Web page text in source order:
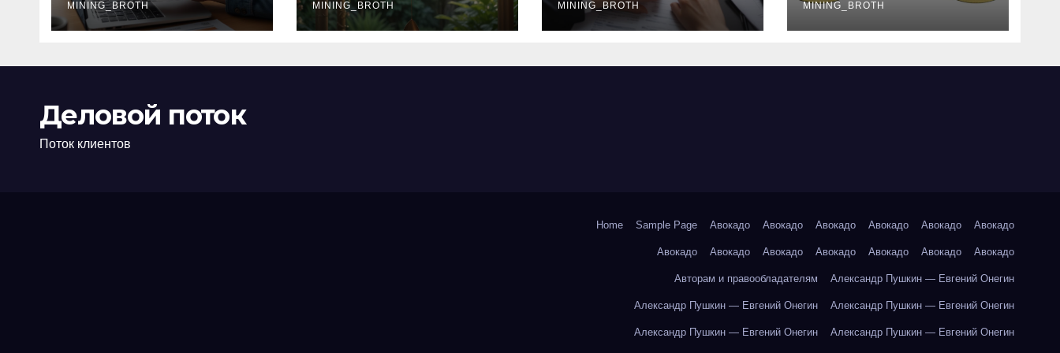
офис: порядок,
требования и
MINING_BROTH
колокольчиков
MINING_BROTH
ставки и
требования к
MINING_BROTH
руководство
MINING_BROTH
Деловой поток
Поток клиентов
Home Sample Page Авокадо Авокадо Авокадо Авокадо Авокадо Авокадо
Авокадо Авокадо Авокадо Авокадо Авокадо Авокадо Авокадо
Авторам и правообладателям Александр Пушкин — Евгений Онегин
Александр Пушкин — Евгений Онегин Александр Пушкин — Евгений Онегин
Александр Пушкин — Евгений Онегин Александр Пушкин — Евгений Онегин